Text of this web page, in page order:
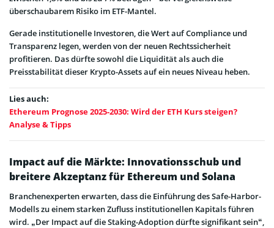
überschaubarem Risiko im ETF-Mantel.
Gerade institutionelle Investoren, die Wert auf Compliance und
Transparenz legen, werden von der neuen Rechtssicherheit
profitieren. Das dürfte sowohl die Liquidität als auch die
Preisstabilität dieser Krypto-Assets auf ein neues Niveau heben.
Lies auch:
Ethereum Prognose 2025-2030: Wird der ETH Kurs steigen?
Analyse & Tipps
Impact auf die Märkte: Innovationsschub und
breitere Akzeptanz für Ethereum und Solana
Branchenexperten erwarten, dass die Einführung des Safe-Harbor-
Modells zu einem starken Zufluss institutionellen Kapitals führen
wird. „Der Impact auf die Staking-Adoption dürfte signifikant sein“,